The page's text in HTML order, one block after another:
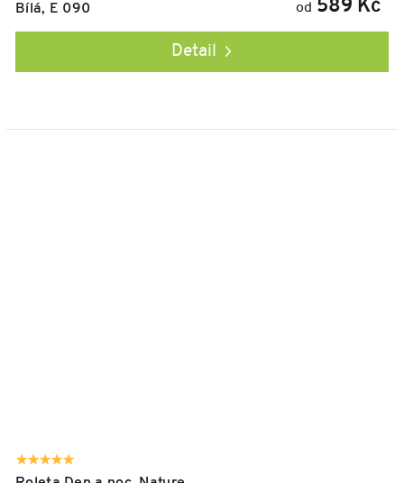
Bílá, E 090
od 589 Kč
Detail